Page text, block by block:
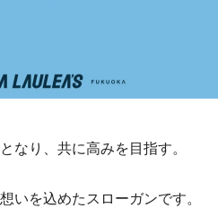
なり、共に高みを目指す。
いを込めたスローガンです。